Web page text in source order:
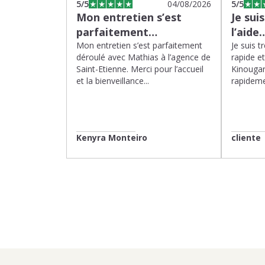
5/5 04/08/2026
Mon entretien s’est
parfaitement…
Mon entretien s’est parfaitement
déroulé avec Mathias à l’agence de
Saint-Etienne. Merci pour l’accueil
et la bienveillance...
Kenyra Monteiro
5/5
Je
Je suis
rapide
cliente